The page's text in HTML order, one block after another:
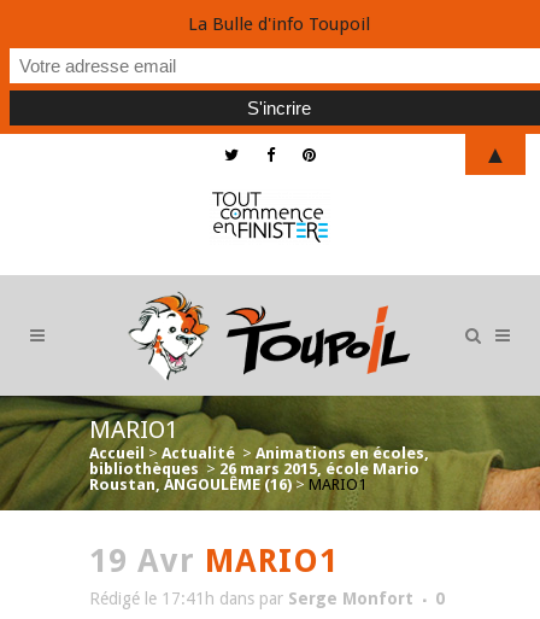
MARIO1
Accueil > Actualité > Animations en écoles,
bibliothèques > 26 mars 2015, école Mario
Roustan, ANGOULÊME (16)> MARIO1
19 Avr MARIO1
Rédigé le 17:41h dans par Serge Monfort
0
La Bulle d'info Toupoil
▲